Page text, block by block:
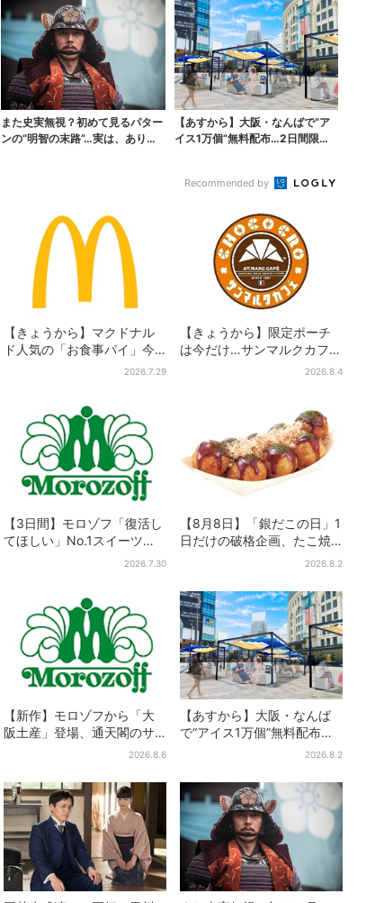
また史実無視？初めて見るパター
ンの“明智の末路”…実は、ありえ
【あすから】大阪・なんばで“ア
イス1万個”無料配布…2日間限定
Recommended by
【きょうから】マクドナル
ド人気の「お食事パイ」今
年も登場、熱々とろ～り夏
2026.7.29
【きょうから】限定ポーチ
は今だけ…サンマルクカフェ
初の「夏福袋」、実質無料
2026.8.4
【3日間】モロゾフ「復活し
てほしい」No.1スイーツ、2
万3865票から選ばれた名作
2026.7.30
【8月8日】「銀だこの日」1
日だけの破格企画、たこ焼
き1舟が88円に…先着88名2026.8.2
【新作】モロゾフから「大
阪土産」登場、通天閣のサ
クサクスイーツ 6カ所で順2026.8.6
【あすから】大阪・なんば
で“アイス1万個”無料配布…2
日間限定で、ロッテの人気
2026.8.2